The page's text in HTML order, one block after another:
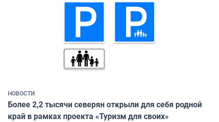
НОВОСТИ
Более 2,2 тысячи северян открыли для себя родной
край в рамках проекта «Туризм для своих»